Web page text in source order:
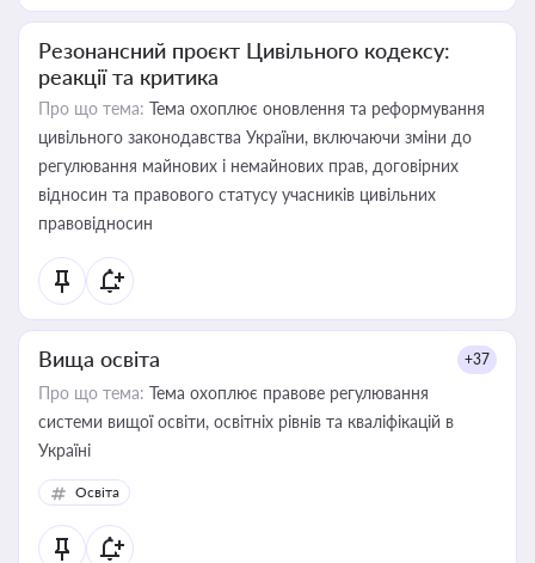
Резонансний проєкт Цивільного кодексу:
реакції та критика
Про що тема: Тема охоплює оновлення та реформування
цивільного законодавства України, включаючи зміни до
регулювання майнових і немайнових прав, договірних
відносин та правового статусу учасників цивільних
правовідносин
Вища освіта +37
Про що тема: Тема охоплює правове регулювання
системи вищої освіти, освітніх рівнів та кваліфікацій в
Україні
Освіта